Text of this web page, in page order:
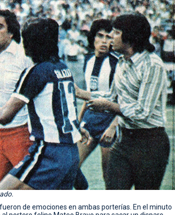
de emociones en ambas porterías. En el minuto